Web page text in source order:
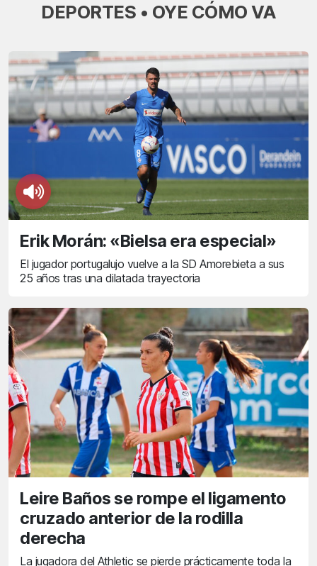
DEPORTES • OYE CÓMO VA
Erik Morán: «Bielsa era especial»
El jugador portugalujo vuelve a la SD Amorebieta a sus
25 años tras una dilatada trayectoria
Leire Baños se rompe el ligamento
cruzado anterior de la rodilla
derecha
La jugadora del Athletic se pierde prácticamente toda la